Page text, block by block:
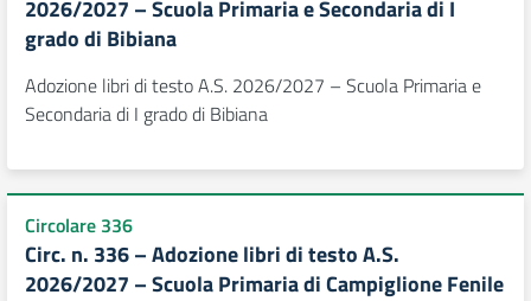
2026/2027 – Scuola Primaria e Secondaria di I
grado di Bibiana
Adozione libri di testo A.S. 2026/2027 – Scuola Primaria e
Secondaria di I grado di Bibiana
Circolare 336
Circ. n. 336 – Adozione libri di testo A.S.
2026/2027 – Scuola Primaria di Campiglione Fenile